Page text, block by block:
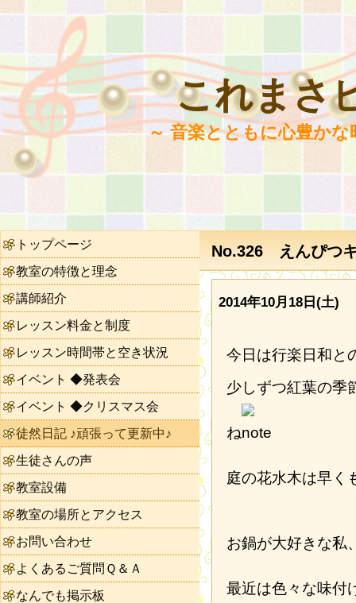
これまさ
～ 音楽とともに心豊か
No.326 えんぴつ
2014年10月18日(土)
今日は行楽日和と
少しずつ紅葉の季
ね
庭の花水木は早く
お鍋が大好きな私
最近は色々な味付
トップページ
教室の特徴と理念
講師紹介
レッスン料金と制度
レッスン時間帯と空き状況
イベント ◆発表会
イベント ◆クリスマス会
徒然日記 ♪頑張って更新中♪
生徒さんの声
教室設備
教室の場所とアクセス
お問い合わせ
よくあるご質問Ｑ＆Ａ
なんでも掲示板